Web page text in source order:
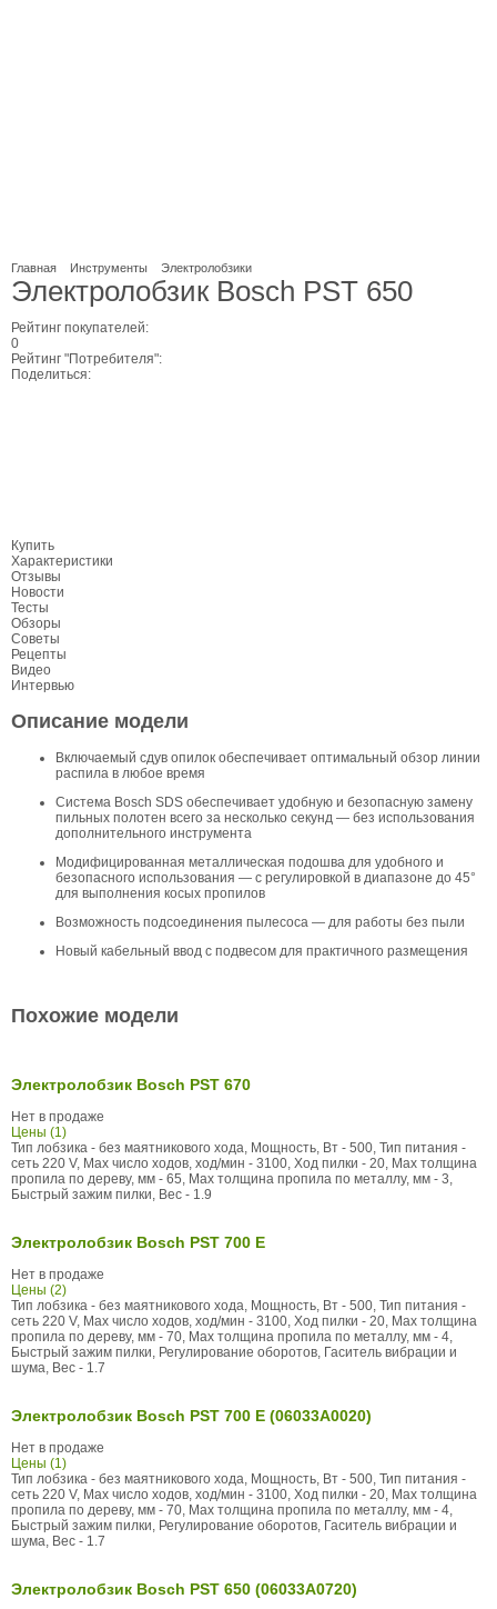
Главная Инструменты Электролобзики
Электролобзик Bosch PST 650
Рейтинг покупателей:
0
Рейтинг "Потребителя":
Поделиться:
Купить
Характеристики
Отзывы
Новости
Тесты
Обзоры
Советы
Рецепты
Видео
Интервью
Описание модели
Включаемый сдув опилок обеспечивает оптимальный обзор линии
распила в любое время
Система Bosch SDS обеспечивает удобную и безопасную замену
пильных полотен всего за несколько секунд — без использования
дополнительного инструмента
Модифицированная металлическая подошва для удобного и
безопасного использования — с регулировкой в диапазоне до 45°
для выполнения косых пропилов
Возможность подсоединения пылесоса — для работы без пыли
Новый кабельный ввод с подвесом для практичного размещения
Похожие модели
Электролобзик Bosch PST 670
Нет в продаже
Цены (1)
Тип лобзика - без маятникового хода, Мощность, Вт - 500, Тип питания -
сеть 220 V, Max число ходов, ход/мин - 3100, Ход пилки - 20, Max толщина
пропила по дереву, мм - 65, Max толщина пропила по металлу, мм - 3,
Быстрый зажим пилки, Вес - 1.9
Электролобзик Bosch PST 700 E
Нет в продаже
Цены (2)
Тип лобзика - без маятникового хода, Мощность, Вт - 500, Тип питания -
сеть 220 V, Max число ходов, ход/мин - 3100, Ход пилки - 20, Max толщина
пропила по дереву, мм - 70, Max толщина пропила по металлу, мм - 4,
Быстрый зажим пилки, Регулирование оборотов, Гаситель вибрации и
шума, Вес - 1.7
Электролобзик Bosch PST 700 E (06033A0020)
Нет в продаже
Цены (1)
Тип лобзика - без маятникового хода, Мощность, Вт - 500, Тип питания -
сеть 220 V, Max число ходов, ход/мин - 3100, Ход пилки - 20, Max толщина
пропила по дереву, мм - 70, Max толщина пропила по металлу, мм - 4,
Быстрый зажим пилки, Регулирование оборотов, Гаситель вибрации и
шума, Вес - 1.7
Электролобзик Bosch PST 650 (06033A0720)